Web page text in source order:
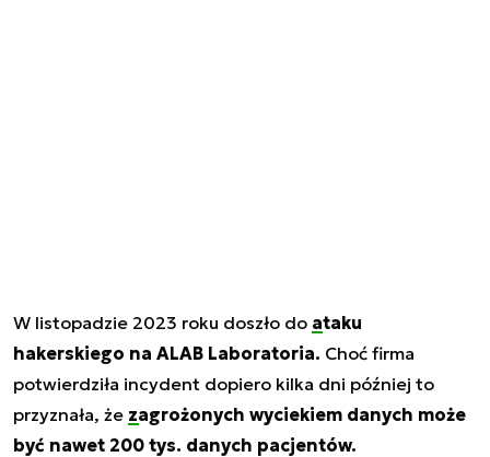
W listopadzie 2023 roku doszło do ataku
hakerskiego na ALAB Laboratoria. Choć firma
potwierdziła incydent dopiero kilka dni później to
przyznała, że zagrożonych wyciekiem danych może
być nawet 200 tys. danych pacjentów.